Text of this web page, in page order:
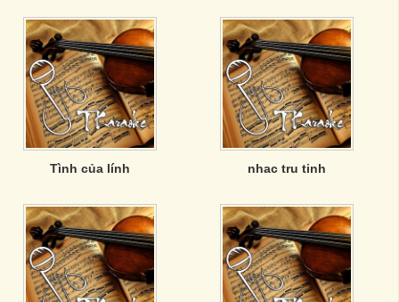
Tình của lính nhac tru tinh